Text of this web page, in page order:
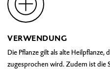
VERWENDUNG
Die Pflanze gilt als alte
zugesprochen wird. Zudem ist die